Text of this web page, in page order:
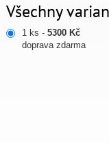
Všechny
1 ks -5300 Kč
doprava zdarma